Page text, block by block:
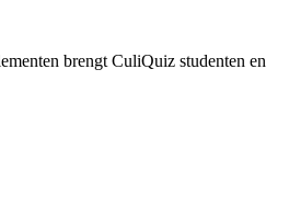
brengt CuliQuiz studenten en